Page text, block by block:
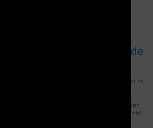
l’encombrement et gain de
la hauteur pour libérer de l’espace au sol et
logistique. Contrairement aux rayonnages
la capacité sans encombrer les allées. Cette
et limite les risques liés au stockage
aux marchandises, elle améliore l’efficacité